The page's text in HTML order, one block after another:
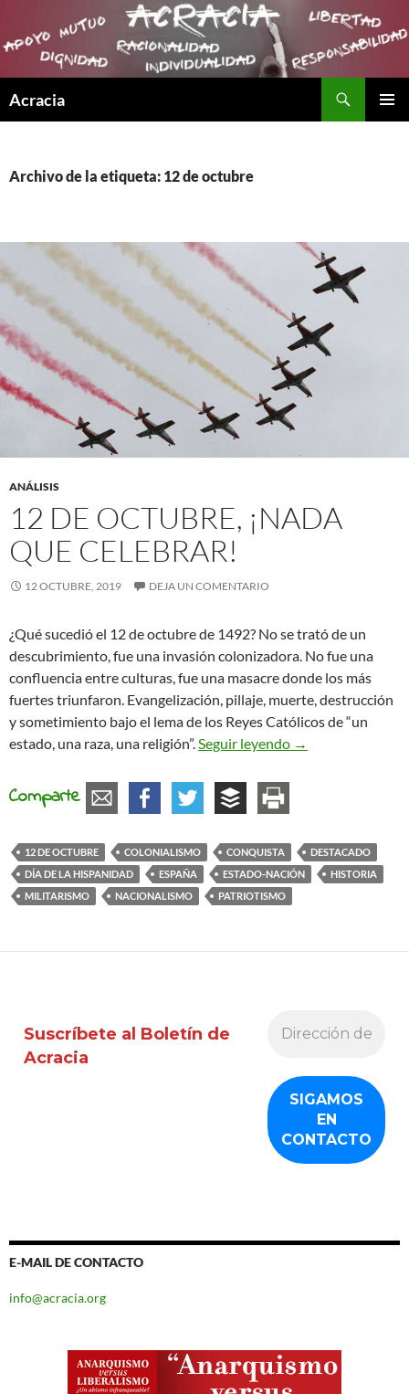
Acracia
Archivo de la etiqueta: 12 de octubre
ANÁLISIS
12 DE OCTUBRE, ¡NADA
QUE CELEBRAR!
12 OCTUBRE, 2019 DEJA UN COMENTARIO
¿Qué sucedió el 12 de octubre de 1492? No se trató de un
descubrimiento, fue una invasión colonizadora. No fue una
confluencia entre culturas, fue una masacre donde los más
fuertes triunfaron. Evangelización, pillaje, muerte, destrucción
y sometimiento bajo el lema de los Reyes Católicos de “un
estado, una raza, una religión”.Seguir leyendo 12 de octubre,
→
Comparte
12 DE OCTUBRE COLONIALISMO CONQUISTA
DESTACADO
DÍA DE LA HISPANIDAD
ESPAÑA ESTADO-NACIÓN
HISTORIA
MILITARISMO
NACIONALISMO PATRIOTISMO
Suscríbete al Boletín de
Acracia
E-MAIL DE CONTACTO
info@acracia.org